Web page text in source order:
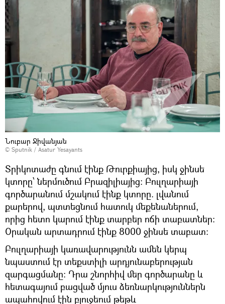
Նուբար Ջիվանյան
© Sputnik / Asatur Yesayants
Տրիկոտաժը գնում էինք Թուրքիայից, իսկ ջինսե
կտորը՝ ներմուծում Բրազիլիայից: Բուլղարիայի
գործարանում մշակում էինք կտորը. լվանում
քարերով, պտտեցնում հատուկ մեքենաներում,
որից հետո կարում էինք տարբեր ոճի տաբատներ:
Օրական արտադրում էինք 8000 ջինսե տաբատ:
Բուլղարիայի կառավարությունն ամեն կերպ
նպաստում էր տեքստիլի արդյունաբերության
զարգացմանը: Դրա շնորհիվ մեր գործարանը և
հետագայում բացված մյուս ձեռնարկություններն
ապահովում էին բյուջեում թեթև